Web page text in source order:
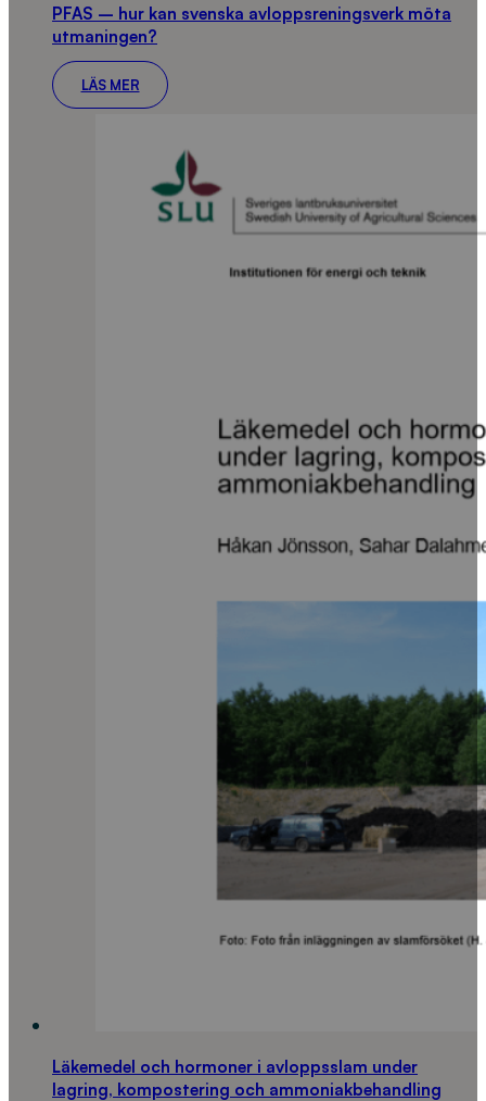
PFAS – hur kan svenska avloppsreningsverk möta
utmaningen?
LÄS MER
Läkemedel och hormoner i avloppsslam under
lagring, kompostering och ammoniakbehandling